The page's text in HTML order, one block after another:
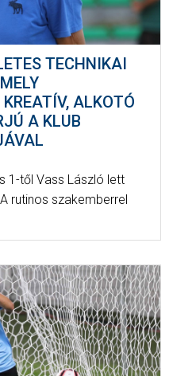
TECHNIKAI
ALKOTÓ
A KLUB
1-től Vass László lett
rutinos szakemberrel